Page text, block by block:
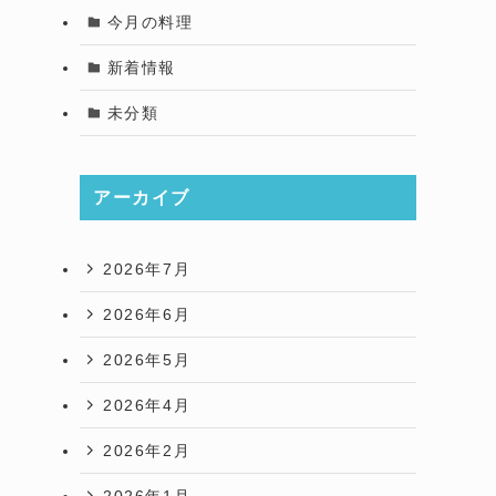
今月の料理
新着情報
未分類
アーカイブ
2026年7月
2026年6月
2026年5月
2026年4月
2026年2月